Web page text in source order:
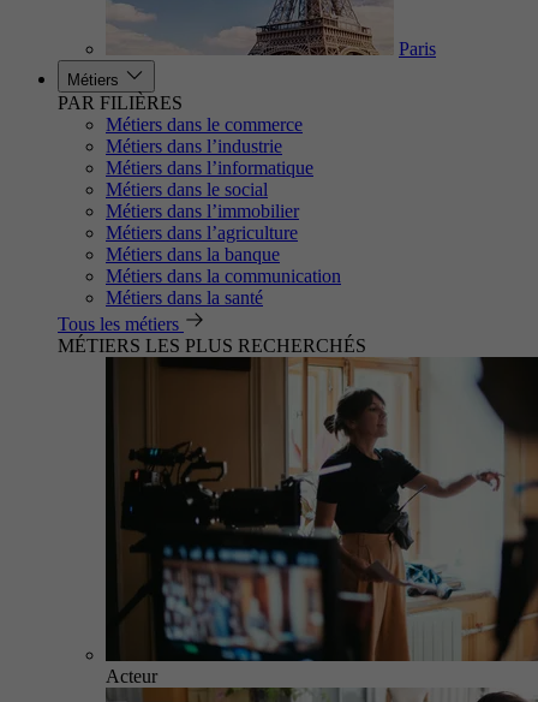
Paris
Métiers
PAR FILIÈRES
Métiers dans le commerce
Métiers dans l’industrie
Métiers dans l’informatique
Métiers dans le social
Métiers dans l’immobilier
Métiers dans l’agriculture
Métiers dans la banque
Métiers dans la communication
Métiers dans la santé
Tous les métiers
MÉTIERS LES PLUS RECHERCHÉS
Acteur